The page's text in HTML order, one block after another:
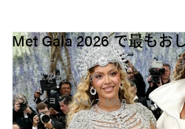
ファッション
Met Gala 2026 で最もお
エマ・チェンバレンからリアーナ
ッサーを総まとめ
May 7, 2026